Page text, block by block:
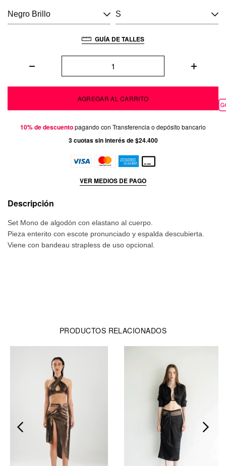
GUÍA DE TALLES
10% de descuentopagando con Transferencia o depósito bancario
3cuotas sin interés de$24.400
VER MEDIOS DE PAGO
Descripción
Set Mono de algodón con elastano al cuerpo.
Pieza enterito con escote pronunciado y espalda descubierta.
Viene con bandeau strapless de uso opcional.
PRODUCTOS RELACIONADOS